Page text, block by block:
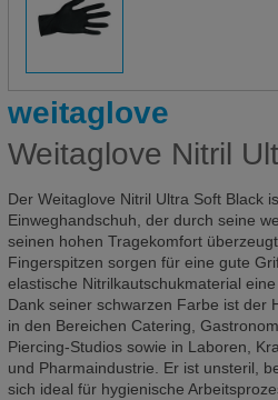
weitaglove
Weitaglove Nitril
Der Weitaglove Nitril Ultra Soft Black
Einweghandschuh, der durch seine
seinen hohen Tragekomfort
Fingerspitzen sorgen für eine gute
elastische Nitrilkautschukmaterial
Dank seiner schwarzen Farbe ist der
in den Bereichen Catering,
Piercing-Studios sowie in Laboren,
und Pharmaindustrie. Er ist unsteril,
sich ideal für hygienische